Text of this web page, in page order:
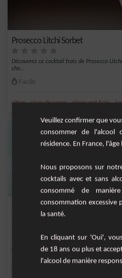
Prosecco Litchi Sorbet
Découvrez ce cocktail frais de Prosecco
cho...
Facile
citron,sirop de canne,citron vert frais,
Sangria Rosé
Moyenne
citron
Veuillez confirmer que
consommer de l'alcool
résidence. En France,
Nous proposons sur
cocktails avec et sans
consommé de
consommation excessive
la santé.
En cliquant sur 'Oui',
de 18 ans ou plus et
l'alcool de manière